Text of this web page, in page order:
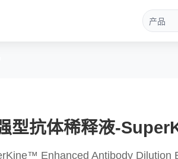
型抗体稀释液-
Enhanced Antibody Dilution